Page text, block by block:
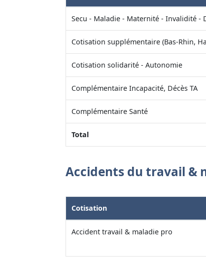
Secu - Maladie - Maternité - Invalidité -
Cotisation supplémentaire (Bas-Rhin,
Cotisation solidarité - Autonomie
Complémentaire Incapacité, Décès TA
Complémentaire Santé
Total
Accidents du travail &
Cotisation
Accident travail & maladie pro